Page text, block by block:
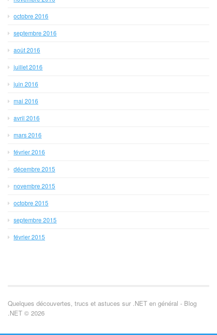
octobre 2016
septembre 2016
août 2016
juillet 2016
juin 2016
mai 2016
avril 2016
mars 2016
février 2016
décembre 2015
novembre 2015
octobre 2015
septembre 2015
février 2015
Quelques découvertes, trucs et astuces sur .NET en général - Blog
.NET © 2026